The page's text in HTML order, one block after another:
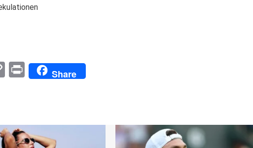
Copy
Link
PrintShare